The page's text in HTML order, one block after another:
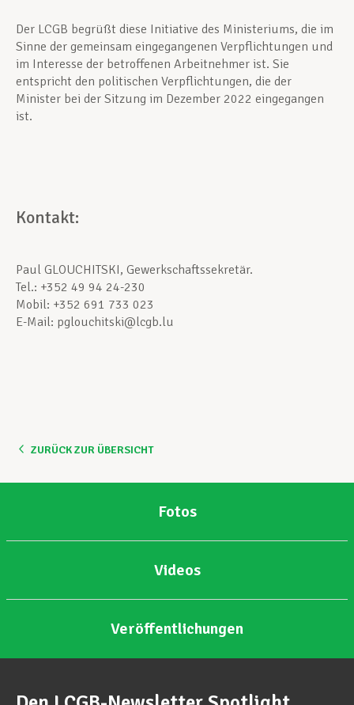
Der LCGB begrüßt diese Initiative des Ministeriums, die im
Sinne der gemeinsam eingegangenen Verpflichtungen und
im Interesse der betroffenen Arbeitnehmer ist. Sie
entspricht den politischen Verpflichtungen, die der
Minister bei der Sitzung im Dezember 2022 eingegangen
ist.
Kontakt:
Paul GLOUCHITSKI, Gewerkschaftssekretär.
Tel.: +352 49 94 24-230
Mobil: +352 691 733 023
E-Mail: pglouchitski@lcgb.lu
ZURÜCK ZUR ÜBERSICHT
Fotos
Videos
Veröffentlichungen